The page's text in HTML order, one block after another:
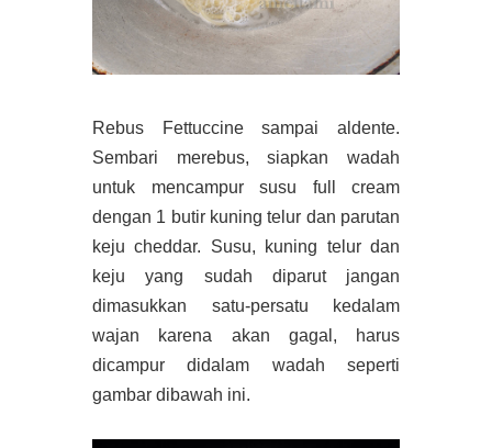
Rebus Fettuccine sampai aldente.
Sembari merebus, siapkan wadah
untuk mencampur susu full cream
dengan 1 butir kuning telur dan parutan
keju cheddar. Susu, kuning telur dan
keju yang sudah diparut jangan
dimasukkan satu-persatu kedalam
wajan karena akan gagal, harus
dicampur didalam wadah seperti
gambar dibawah ini.